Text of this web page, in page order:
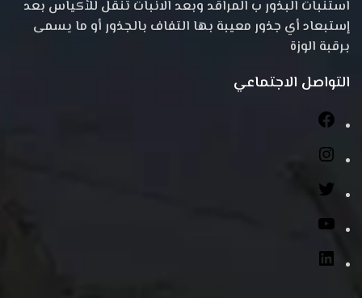
استنبات البذور ب المراقد وبعد الانبات تنقل للأكياس بعد
إستبعاد أي جذور معيبة بها التفاف بالجذور أو ما يسمى
برقبة الوزة
التواصل الاجتماعي